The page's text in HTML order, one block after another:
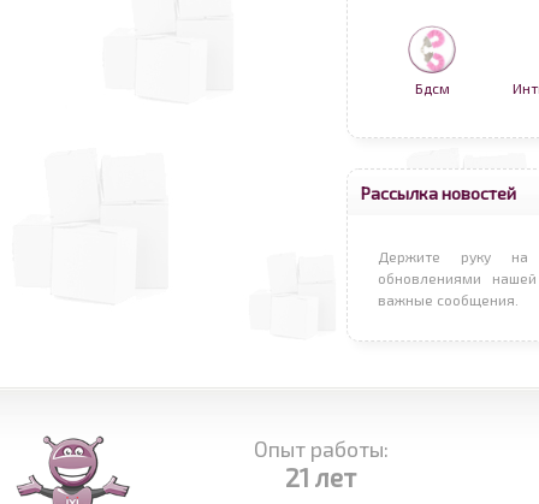
Бдсм
Рассылка новостей
Держите руку на
обновлениями
важные сообщения.
Опыт работы:
21 лет